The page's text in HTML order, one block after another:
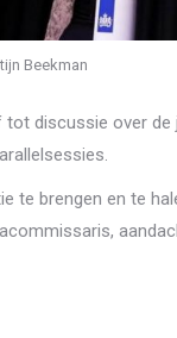
Beekman
discussie over de
te brengen en te